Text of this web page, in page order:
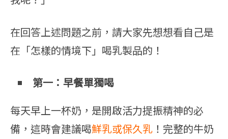
在回答上述問題之前，請大家先想想看自己是
在「怎樣的情境下」喝乳製品的！
第一：早餐單獨喝
每天早上一杯奶，是開啟活力提振精神的必
備，這時會建議喝鮮乳或保久乳 ！完整的牛奶